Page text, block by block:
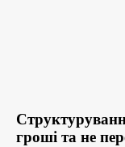
гроші та не